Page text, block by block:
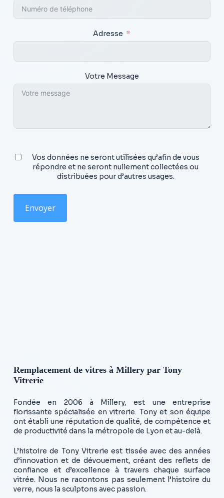
Adresse
Votre Message
Vos données ne seront utilisées qu’afin de vous
répondre et ne seront nullement collectées ou
distribuées pour d’autres usages.
Envoyer
Remplacement de vitres à Millery par Tony
Vitrerie
Fondée en 2006 à Millery, est une entreprise
florissante spécialisée en vitrerie. Tony et son équipe
ont établi une réputation de qualité, de compétence et
de productivité dans la métropole de Lyon et au-delà.
L’histoire de Tony Vitrerie est tissée avec des années
d’innovation et de dévouement, créant des reflets de
confiance et d’excellence à travers chaque surface
vitrée. Nous ne racontons pas seulement l’histoire du
verre, nous la sculptons avec passion.